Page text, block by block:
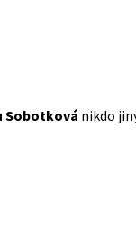
Sobotková nikdo